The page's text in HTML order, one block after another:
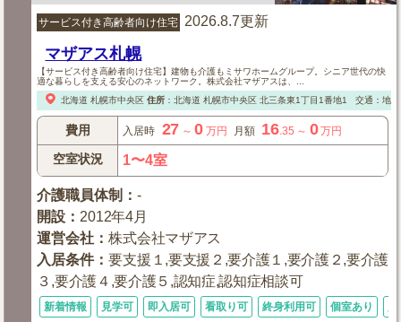
サービス付き高齢者向け住宅 2026.8.7更新
マザアス札幌
【サービス付き高齢者向け住宅】建物も介護もミサワホームグループ。シニア世代の快
適な暮らしを支える安心のネットワーク。株式会社マザアスは、...
北海道 札幌市中央区 住所： 北海道 札幌市中央区北三条東1丁目1番地1 交通：地
費用 入居時 27 ～0 万円 月額 16 .35 ～ 0万円
空室状況 1〜4室
介護職員体制 ：-
開設 ： 2012年4月
運営会社 ：株式会社マザアス
入居条件：要支援１,要支援２,要介護１,要介護２,要介護
３,要介護４,要介護５,認知症,認知症相談可
新着情報 見学可 即入居可 看取り可 終身利用可 個室あり